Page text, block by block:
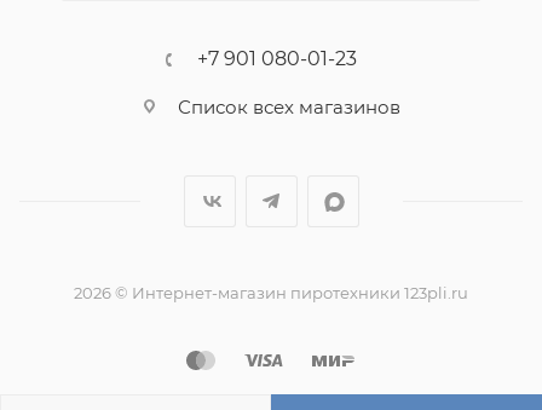
+7 901 080-01-23
Список всех магазинов
2026 © Интернет-магазин пиротехники 123pli.ru